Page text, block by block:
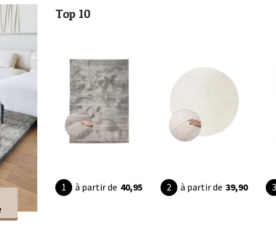
Top 10
à partir de 40,95 à partir de 39,90